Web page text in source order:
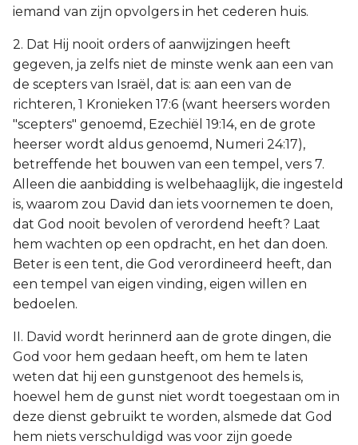
iemand van zijn opvolgers in het cederen huis.
2. Dat Hij nooit orders of aanwijzingen heeft
gegeven, ja zelfs niet de minste wenk aan een van
de scepters van Israël, dat is: aan een van de
richteren, 1 Kronieken 17:6 (want heersers worden
"scepters" genoemd, Ezechiël 19:14, en de grote
heerser wordt aldus genoemd, Numeri 24:17),
betreffende het bouwen van een tempel, vers 7.
Alleen die aanbidding is welbehaaglijk, die ingesteld
is, waarom zou David dan iets voornemen te doen,
dat God nooit bevolen of verordend heeft? Laat
hem wachten op een opdracht, en het dan doen.
Beter is een tent, die God verordineerd heeft, dan
een tempel van eigen vinding, eigen willen en
bedoelen.
II. David wordt herinnerd aan de grote dingen, die
God voor hem gedaan heeft, om hem te laten
weten dat hij een gunstgenoot des hemels is,
hoewel hem de gunst niet wordt toegestaan om in
deze dienst gebruikt te worden, alsmede dat God
hem niets verschuldigd was voor zijn goede